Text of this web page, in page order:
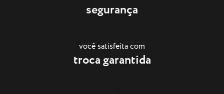
segurança
você satisfeita com
troca garantida